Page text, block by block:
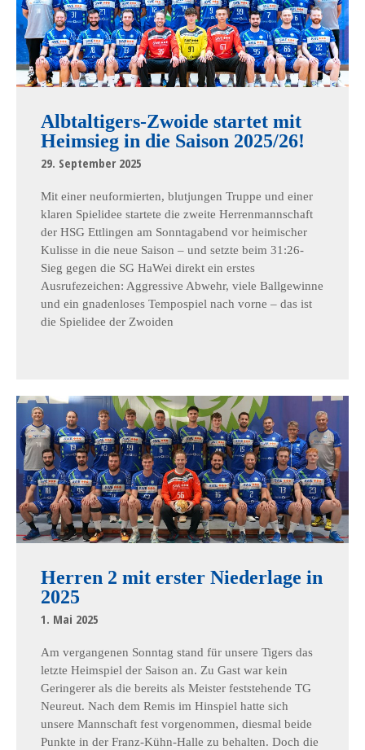
Albtaltigers-Zwoide startet mit
Heimsieg in die Saison 2025/26!
29. September 2025
Mit einer neuformierten, blutjungen Truppe und einer
klaren Spielidee startete die zweite Herrenmannschaft
der HSG Ettlingen am Sonntagabend vor heimischer
Kulisse in die neue Saison – und setzte beim 31:26-
Sieg gegen die SG HaWei direkt ein erstes
Ausrufezeichen: Aggressive Abwehr, viele Ballgewinne
und ein gnadenloses Tempospiel nach vorne – das ist
die Spielidee der Zwoiden
Herren 2 mit erster Niederlage in
2025
1. Mai 2025
Am vergangenen Sonntag stand für unsere Tigers das
letzte Heimspiel der Saison an. Zu Gast war kein
Geringerer als die bereits als Meister feststehende TG
Neureut. Nach dem Remis im Hinspiel hatte sich
unsere Mannschaft fest vorgenommen, diesmal beide
Punkte in der Franz-Kühn-Halle zu behalten. Doch die